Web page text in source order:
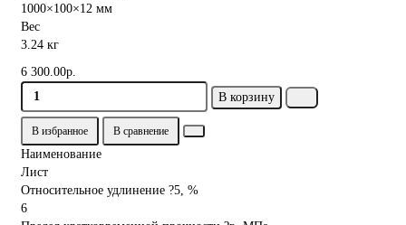
1000×100×12 мм
Вес
3.24 кг
6 300.00р.
В корзину
В избранное В сравнение
Наименование
Лист
Относительное удлинение ?5, %
6